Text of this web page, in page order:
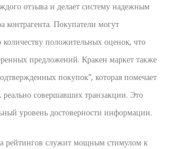
отзыва и делает систему надежным
контрагента. Покупатели могут
количеству положительных оценок, что
предложений. Кракен маркет также
покупок”, которая помечает
реально совершавших транзакции. Это
уровень достоверности информации.
рейтингов служит мощным стимулом к